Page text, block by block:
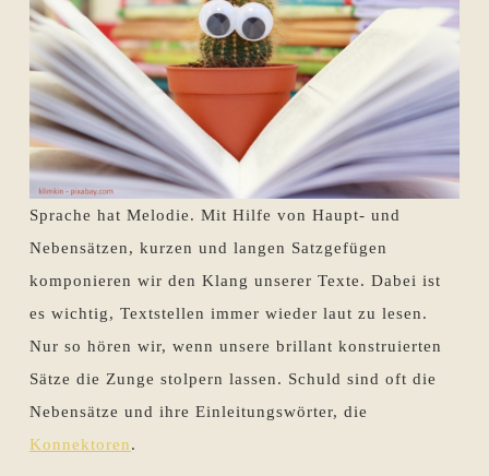
Sprache hat Melodie. Mit Hilfe von Haupt- und
Nebensätzen, kurzen und langen Satzgefügen
komponieren wir den Klang unserer Texte. Dabei ist
es wichtig, Textstellen immer wieder laut zu lesen.
Nur so hören wir, wenn unsere brillant konstruierten
Sätze die Zunge stolpern lassen. Schuld sind oft die
Nebensätze und ihre Einleitungswörter, die
Konnektoren.